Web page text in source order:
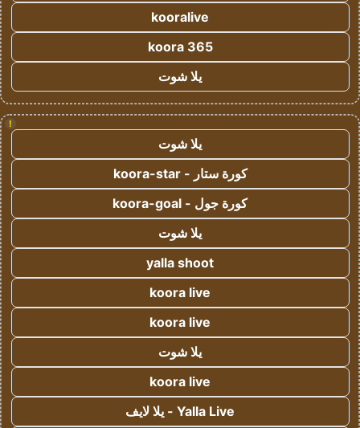
kooralive
koora 365
يلا شوت
!
يلا شوت
كورة ستار - koora-star
كورة جول - koora-goal
يلا شوت
yalla shoot
koora live
koora live
يلا شوت
koora live
Yalla Live - يلا لايف